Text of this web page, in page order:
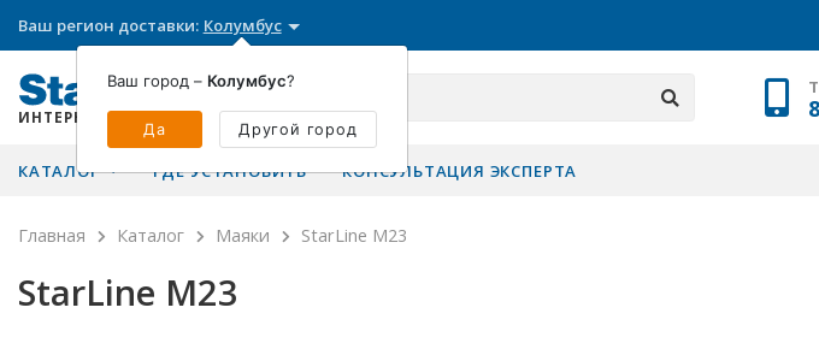
Ваш регион доставки: Колумбус
ИНТЕРНЕТ-МАГАЗИН
КАТАЛОГ ГДЕ УСТАНОВИТЬ КОНСУЛЬТАЦИЯ ЭКСПЕРТА
Главная Каталог Маяки StarLine M23
StarLine M23
Ваш город – Колумбус?
Да Другой город